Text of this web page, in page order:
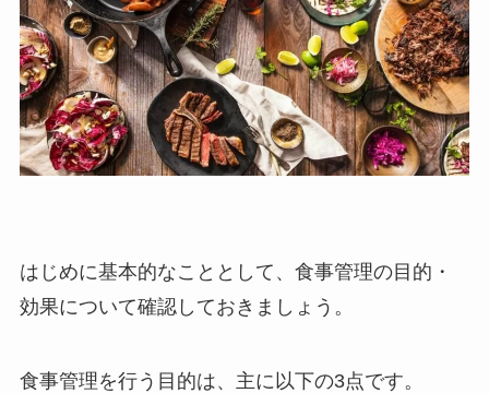
はじめに基本的なこととして、食事管理の目的・
効果について確認しておきましょう。
食事管理を行う目的は、主に以下の3点です。